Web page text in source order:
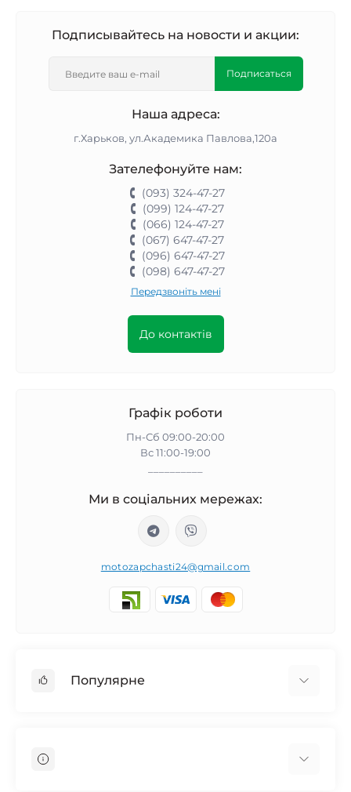
Подписывайтесь на новости и акции:
Подписаться
Наша адреса:
г.Харьков, ул.Академика Павлова,120а
Зателефонуйте нам:
(093) 324-47-27
(099) 124-47-27
(066) 124-47-27
(067) 647-47-27
(096) 647-47-27
(098) 647-47-27
Передзвоніть мені
До контактів
Графік роботи
Пн-Сб 09:00-20:00
Вс 11:00-19:00
Ми в соціальних мережах:
motozapchasti24@gmail.com
Популярне
Запчасти на мотоцикл Ява